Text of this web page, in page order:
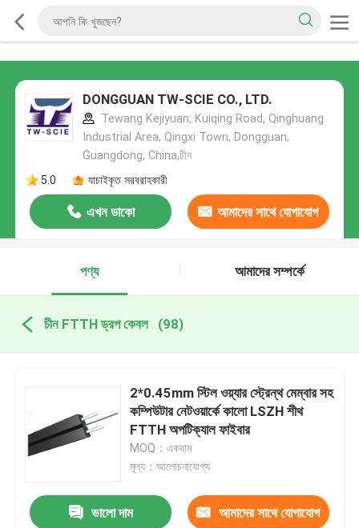
DONGGUAN TW-SCIE CO., LTD.
Tewang Kejiyuan, Kuiqing Road, Qinghuang
Industrial Area, Qingxi Town, Dongguan,
Guangdong, China,চীন
5.0
যাচাইকৃত সরবরাহকারী
এখন ডাকো আমাদের সাথে যোগাযোগ
পণ্য
আমাদের সম্পর্কে
চীন FTTH ড্রপ কেবল (98)
2*0.45mm স্টিল ওয়্যার স্ট্রেন্থ মেম্বার সহ
কম্পিউটার নেটওয়ার্কে কালো LSZH শীথ
FTTH অপটিক্যাল ফাইবার
MOQ：একদাম
মূল্য：আলোচনাযোগ্য
ভালো দাম আমাদের সাথে যোগাযোগ